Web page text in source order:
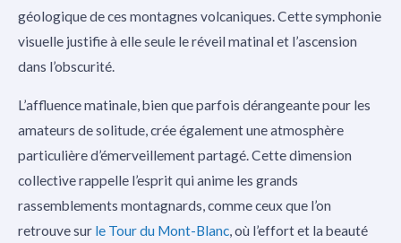
géologique de ces montagnes volcaniques. Cette symphonie
visuelle justifie à elle seule le réveil matinal et l’ascension
dans l’obscurité.
L’affluence matinale, bien que parfois dérangeante pour les
amateurs de solitude, crée également une atmosphère
particulière d’émerveillement partagé. Cette dimension
collective rappelle l’esprit qui anime les grands
rassemblements montagnards, comme ceux que l’on
retrouve sur le Tour du Mont-Blanc, où l’effort et la beauté